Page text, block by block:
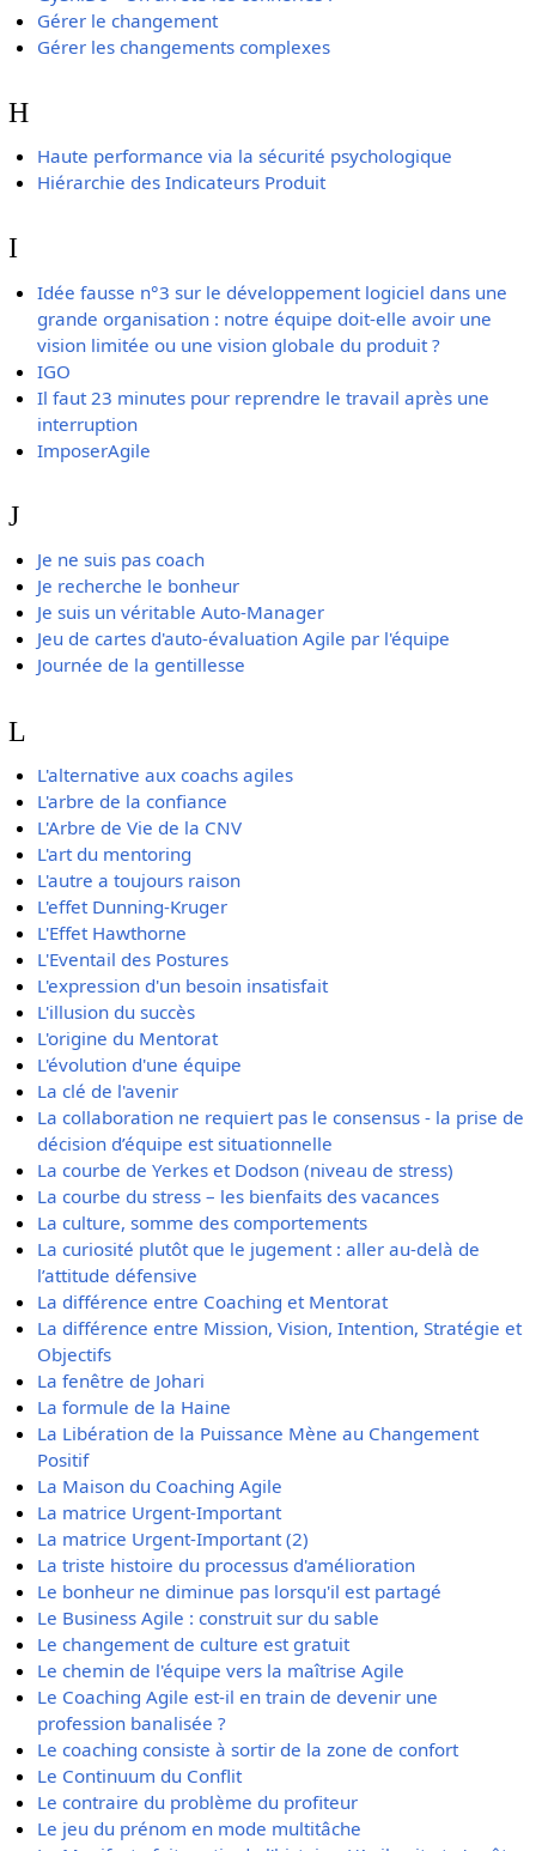
Gérer le changement
Gérer les changements complexes
H
Haute performance via la sécurité psychologique
Hiérarchie des Indicateurs Produit
I
Idée fausse n°3 sur le développement logiciel dans une
grande organisation : notre équipe doit-elle avoir une
vision limitée ou une vision globale du produit ?
IGO
Il faut 23 minutes pour reprendre le travail après une
interruption
ImposerAgile
J
Je ne suis pas coach
Je recherche le bonheur
Je suis un véritable Auto-Manager
Jeu de cartes d'auto-évaluation Agile par l'équipe
Journée de la gentillesse
L
L'alternative aux coachs agiles
L'arbre de la confiance
L'Arbre de Vie de la CNV
L'art du mentoring
L'autre a toujours raison
L'effet Dunning-Kruger
L'Effet Hawthorne
L'Eventail des Postures
L'expression d'un besoin insatisfait
L'illusion du succès
L'origine du Mentorat
L'évolution d'une équipe
La clé de l'avenir
La collaboration ne requiert pas le consensus - la prise de
décision d’équipe est situationnelle
La courbe de Yerkes et Dodson (niveau de stress)
La courbe du stress – les bienfaits des vacances
La culture, somme des comportements
La curiosité plutôt que le jugement : aller au-delà de
l’attitude défensive
La différence entre Coaching et Mentorat
La différence entre Mission, Vision, Intention, Stratégie et
Objectifs
La fenêtre de Johari
La formule de la Haine
La Libération de la Puissance Mène au Changement
Positif
La Maison du Coaching Agile
La matrice Urgent-Important
La matrice Urgent-Important (2)
La triste histoire du processus d'amélioration
Le bonheur ne diminue pas lorsqu'il est partagé
Le Business Agile : construit sur du sable
Le changement de culture est gratuit
Le chemin de l'équipe vers la maîtrise Agile
Le Coaching Agile est-il en train de devenir une
profession banalisée ?
Le coaching consiste à sortir de la zone de confort
Le Continuum du Conflit
Le contraire du problème du profiteur
Le jeu du prénom en mode multitâche